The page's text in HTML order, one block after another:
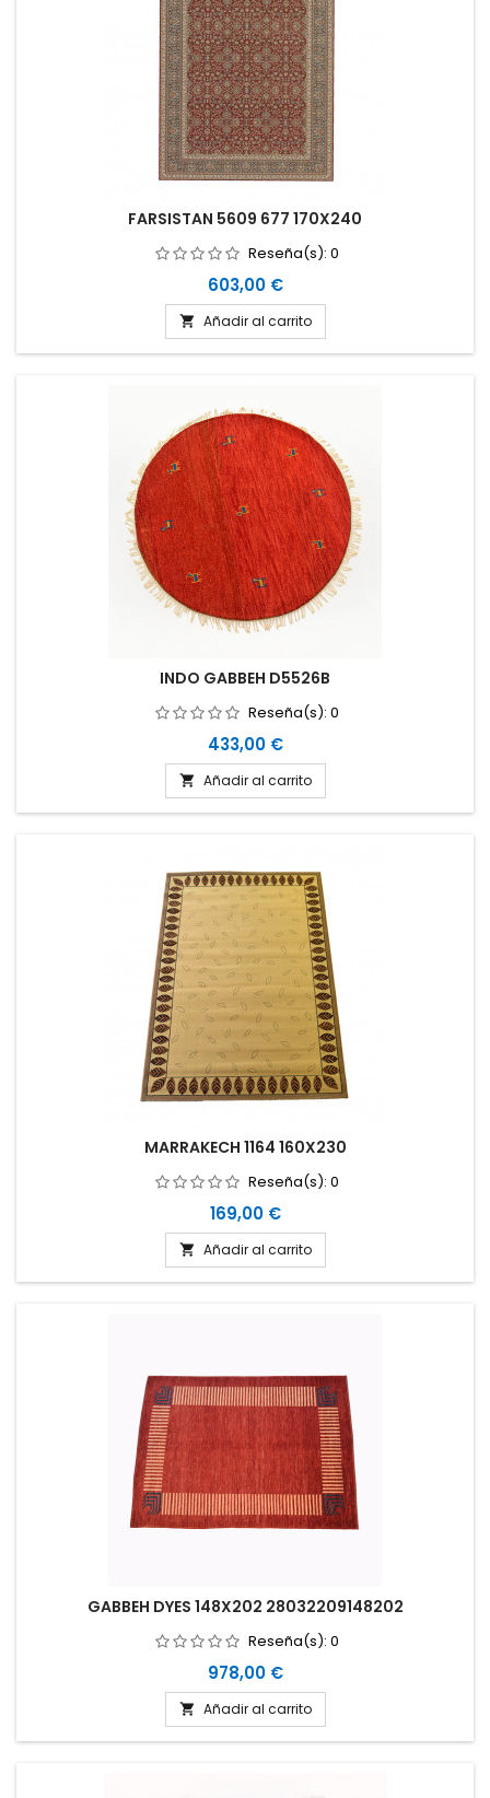
FARSISTAN 5609 677 170X240
Reseña(s): 0
Precio
603,00 €
 Añadir al carrito
INDO GABBEH D5526B
Reseña(s): 0
Precio
433,00 €
 Añadir al carrito
MARRAKECH 1164 160X230
Reseña(s): 0
Precio
169,00 €
 Añadir al carrito
GABBEH DYES 148X202 28032209148202
Reseña(s): 0
Precio
978,00 €
 Añadir al carrito